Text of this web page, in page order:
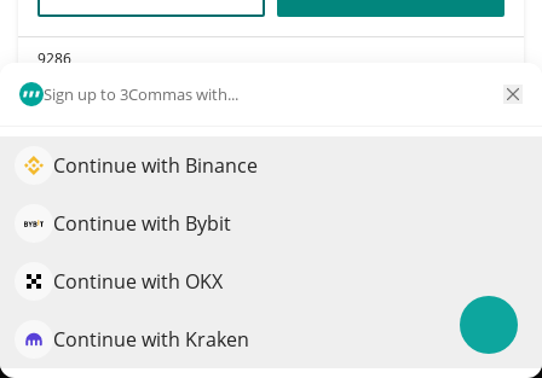
Sign up to 3Commas with...
Continue with Binance
Continue with Bybit
Continue with OKX
Continue with Kraken
9286
Kabosu on SOL
$0.00001556
Capitalização de
$15,563
Impulsione o crescimento do seu portfólio com IA
QuantPilot é uma plataforma completa de estratégias onde
estratégias e conduzem pesquisas de mercado
Experimente grátis